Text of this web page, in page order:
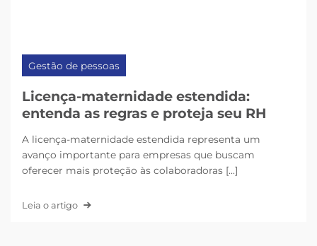
Gestão de pessoas
Licença-maternidade estendida:
entenda as regras e proteja seu RH
A licença-maternidade estendida representa um
avanço importante para empresas que buscam
oferecer mais proteção às colaboradoras [...]
Leia o artigo